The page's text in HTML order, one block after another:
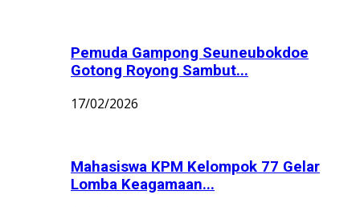
Pemuda Gampong Seuneubokdoe
Gotong Royong Sambut...
17/02/2026
Mahasiswa KPM Kelompok 77 Gelar
Lomba Keagamaan...